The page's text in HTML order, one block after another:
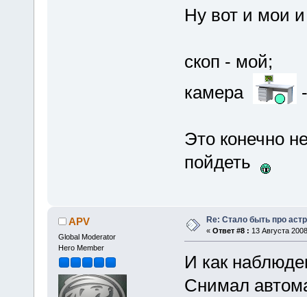
Ну вот и мои
скоп - мой;
камера
Это конечно
пойдеть
APV
Global Moderator
Hero Member
Re: Стало быть про
« Ответ #8 : 13 Августа
И как
Снимал